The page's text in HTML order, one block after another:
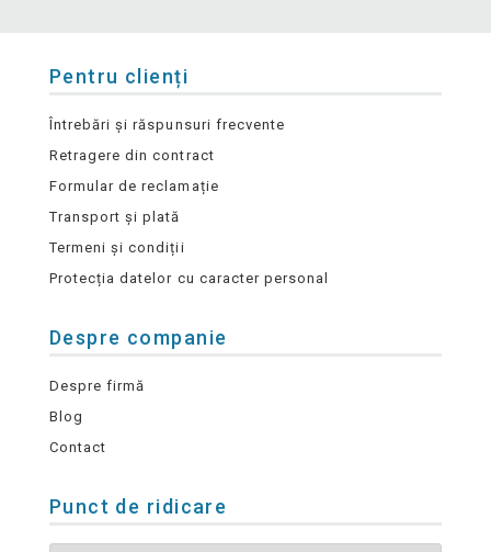
Pentru clienți
Întrebări și răspunsuri frecvente
Retragere din contract
Formular de reclamație
Transport și plată
Termeni și condiții
Protecția datelor cu caracter personal
Despre companie
Despre firmă
Blog
Contact
Punct de ridicare